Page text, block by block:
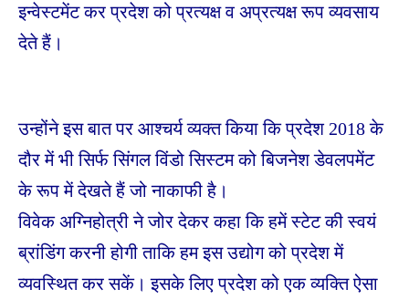
इन्वेस्टमेंट कर प्रदेश को प्रत्यक्ष व अप्रत्यक्ष रूप व्यवसाय
देते हैं।
उन्होंने इस बात पर आश्चर्य व्यक्त किया कि प्रदेश 2018 के
दौर में भी सिर्फ सिंगल विंडो सिस्टम को बिजनेश डेवलपमेंट
के रूप में देखते हैं जो नाकाफी है।
विवेक अग्निहोत्री ने जोर देकर कहा कि हमें स्टेट की स्वयं
ब्रांडिंग करनी होगी ताकि हम इस उद्योग को प्रदेश में
व्यवस्थित कर सकें। इसके लिए प्रदेश को एक व्यक्ति ऐसा